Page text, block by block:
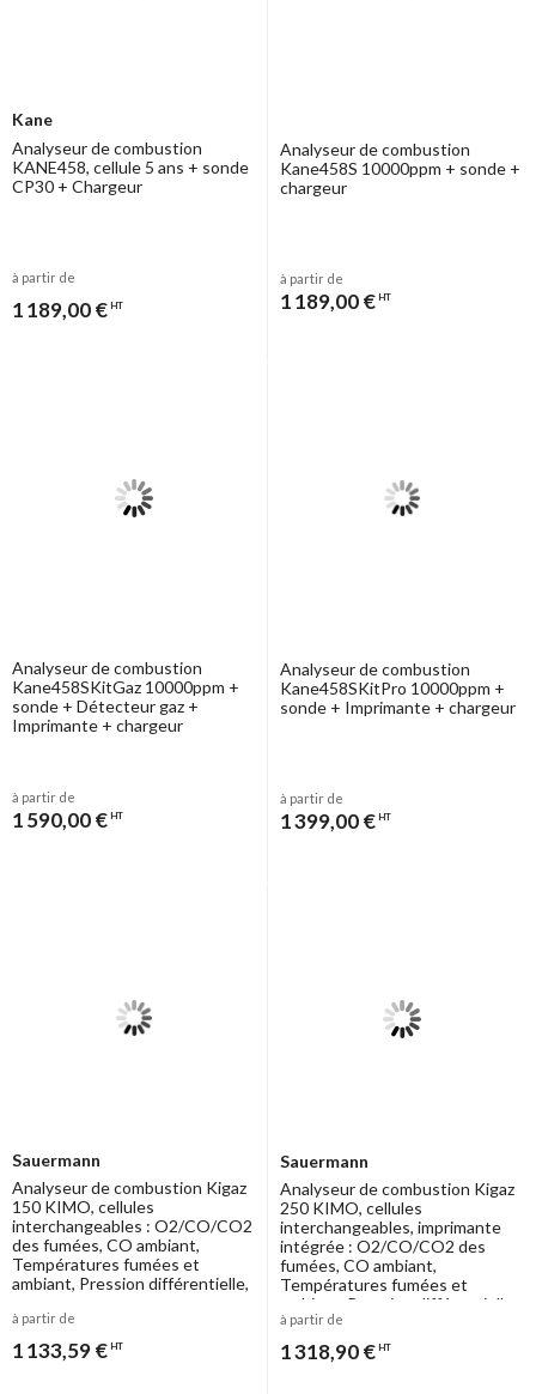
Kane
Analyseur de combustion
KANE458, cellule 5 ans + sonde
CP30 + Chargeur
à partir de
1 189,00 € HT
Analyseur de combustion
Kane458S 10000ppm + sonde +
chargeur
à partir de
1 189,00 € HT
Analyseur de combustion
Kane458SKitGaz 10000ppm +
sonde + Détecteur gaz +
Imprimante + chargeur
à partir de
1 590,00 € HT
Analyseur de combustion
Kane458SKitPro 10000ppm +
sonde + Imprimante + chargeur
à partir de
1 399,00 € HT
Sauermann
Analyseur de combustion Kigaz
150 KIMO, cellules
interchangeables : O2/CO/CO2
des fumées, CO ambiant,
Températures fumées et
ambiant, Pression différentielle,
à partir de
1 133,59 € HT
Sauermann
Analyseur de combustion Kigaz
250 KIMO, cellules
interchangeables, imprimante
intégrée : O2/CO/CO2 des
fumées, CO ambiant,
Températures fumées et
ambiant, Pression différentielle,
etc
à partir de
1 318,90 € HT